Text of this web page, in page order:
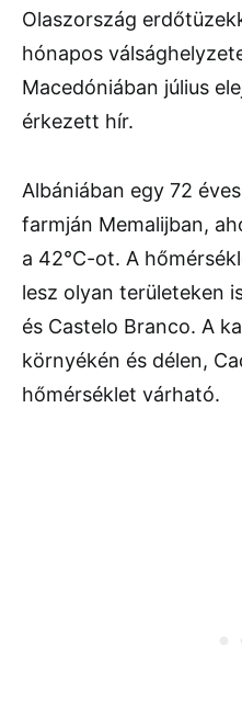
Olaszország
hónapos
Macedóniában július
érkezett hír.
Albániában egy 72
farmján Memalijban,
a 42°C-ot. A
lesz olyan területeken
és Castelo Branco. A
környékén és délen,
hőmérséklet várható.